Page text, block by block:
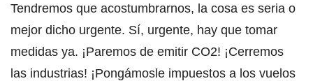
Tendremos que acostumbrarnos, la cosa es seria o
mejor dicho urgente. Sí, urgente, hay que tomar
medidas ya. ¡Paremos de emitir CO2! ¡Cerremos
las industrias! ¡Pongámosle impuestos a los vuelos